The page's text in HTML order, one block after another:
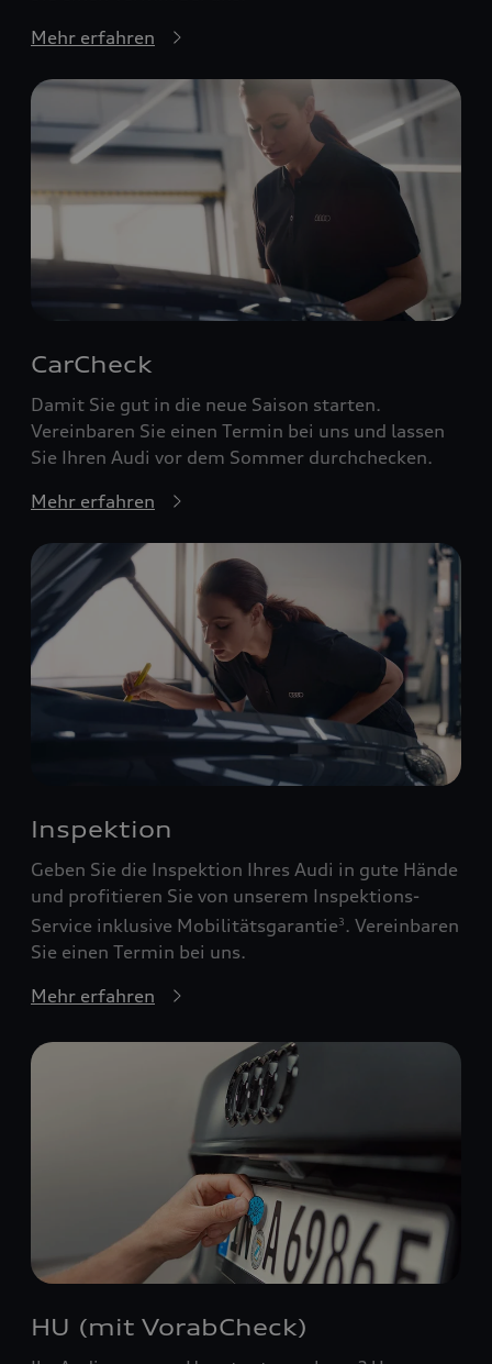
Mehr erfahren
CarCheck
Damit Sie gut in die neue Saison starten.
Vereinbaren Sie einen Termin bei uns und lassen
Sie Ihren Audi vor dem Sommer durchchecken.
Mehr erfahren
Inspektion
Geben Sie die Inspektion Ihres Audi in gute Hände
und profitieren Sie von unserem Inspektions-
Service inklusive Mobilitätsgarantie3 . Vereinbaren
Sie einen Termin bei uns.
Mehr erfahren
HU (mit VorabCheck)